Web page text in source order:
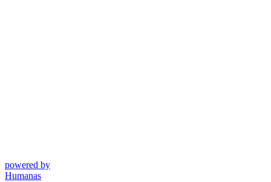
powered by
Humanas